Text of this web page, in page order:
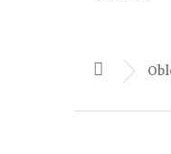
Domů